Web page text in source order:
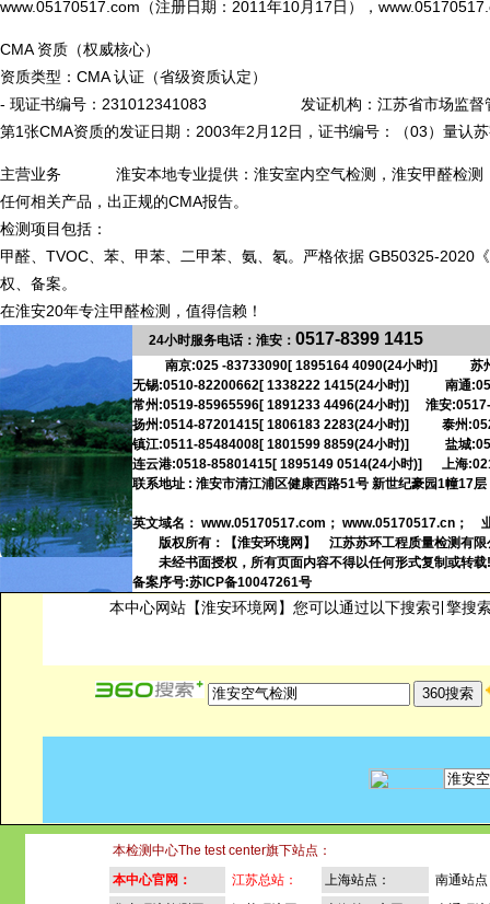
www.05170517.com（注册日期：2011年10月17日），
CMA 资质（权威核心）
资质类型：CMA 认证（省级资质认定）
- 现证书编号：231012341083 发证机构：江苏省市场监督
第1张CMA资质的发证日期：2003年2月12日，证书编号：（03）量认
主营业务 淮安本地专业提供：淮安室内空气检测，淮安甲醛检测，
任何相关产品，出正规的CMA报告。
检测项目包括：
甲醛、TVOC、苯、甲苯、二甲苯、氨、氡。严格依据 GB50325-2020
权、备案。
在淮安20年专注甲醛检测，值得信赖！
24小时服务电话：淮安： 0517-8399 1415
南京:025 -83733090[ 1895164 4090(24小时)] 苏
无锡:0510-82200662[ 1338222 1415(24小时)] 南通
常州:0519-85965596[ 1891233 4496(24小时)] 淮安
扬州:0514-87201415[ 1806183 2283(24小时)] 泰州
镇江:0511-85484008[ 1801599 8859(24小时)] 盐城
连云港:0518-85801415[ 1895149 0514(24小时)] 上海
联系地址 : 淮安市清江浦区健康西路51号 新世纪豪园1幢17层
英文域名： www.05170517.com ； www.05170517.cn；
版权所有：【淮安环境网】 江苏苏环工程质量检测有
未经书面授权，所有页面内容不得以任何形式复制或转载!
备案序号:苏ICP备10047261号
本中心网站【淮安环境网】您可以通过以下搜索引擎搜
本检测中心The test center旗下站点：
本中心官网：
江苏总站： 上海站点：
南通站